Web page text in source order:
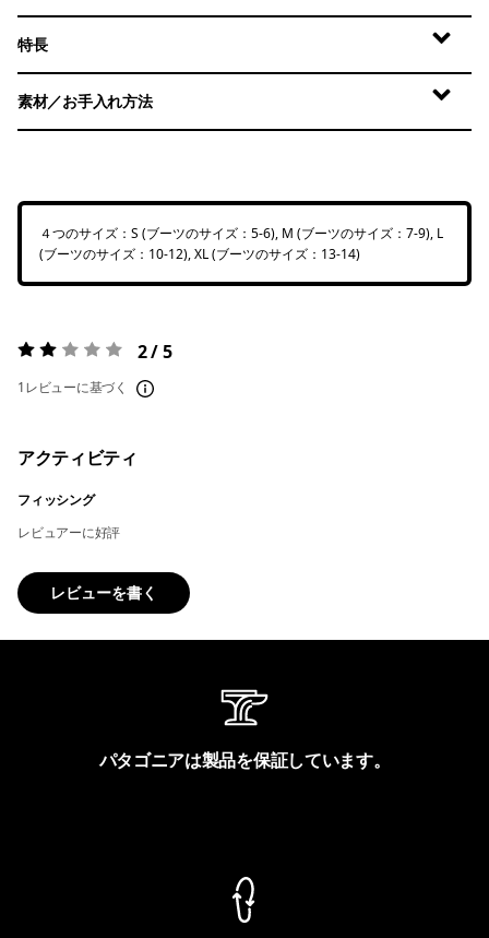
特長
素材／お手入れ方法
４つのサイズ：S (ブーツのサイズ：5-6), M (ブーツのサイズ：7-9), L
(ブーツのサイズ：10-12), XL (ブーツのサイズ：13-14)
評価:2 / 5 2 / 5
1レビューに基づく
アクティビティ
フィッシング
レビュアーに好評
レビューを書く
パタゴニアは製品を保証しています。